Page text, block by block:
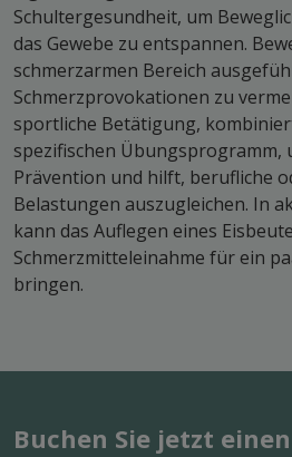
Schultergesundheit, um
das Gewebe zu entspannen.
schmerzarmen Bereich
Schmerzprovokationen zu
sportliche Betätigung,
spezifischen Übungsprogramm,
Prävention und hilft, berufliche
Belastungen auszugleichen. In
kann das Auflegen eines
Schmerzmitteleinahme für ein
bringen.
Buchen Sie jetzt